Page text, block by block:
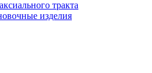
тракта
изделия